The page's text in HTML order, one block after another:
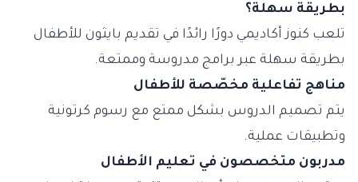
بطريقة سهلة؟
تلعب كنوز أكاديمي دورًا رائدًا في تقديم بايثون للأطفال
بطريقة سهلة عبر برامج مدروسة وممتعة.
مناهج تفاعلية مخصّصة للأطفال
يتم تصميم الدروس بشكل ممتع مع رسوم كرتونية
وتطبيقات عملية.
مدربون متخصصون في تعليم الأطفال